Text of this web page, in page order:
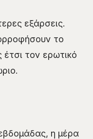
εξάρσεις.
το
τον ερωτικό
η μέρα